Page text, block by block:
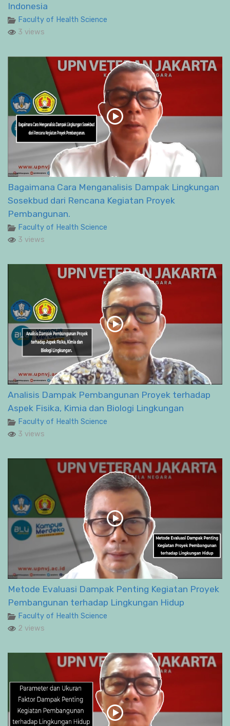
Indonesia
Faculty of Health Science
3 views
Bagaimana Cara Menganalisis Dampak Lingkungan
Sosekbud dari Rencana Kegiatan Proyek
Pembangunan.
Faculty of Health Science
3 views
Analisis Dampak Pembangunan Proyek terhadap
Aspek Fisika, Kimia dan Biologi Lingkungan
Faculty of Health Science
3 views
Metode Evaluasi Dampak Penting Kegiatan Proyek
Pembangunan terhadap Lingkungan Hidup
Faculty of Health Science
2 views